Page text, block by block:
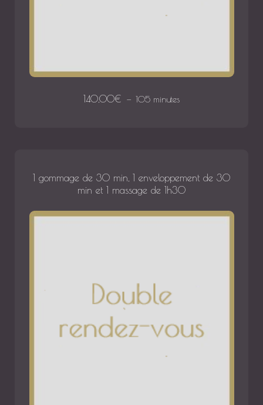
140,00€ 105 minutes
1 gommage de 30 min, 1 enveloppement de 30
min et 1 massage de 1h30